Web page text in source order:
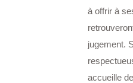
à offrir à
jugement.
accueille